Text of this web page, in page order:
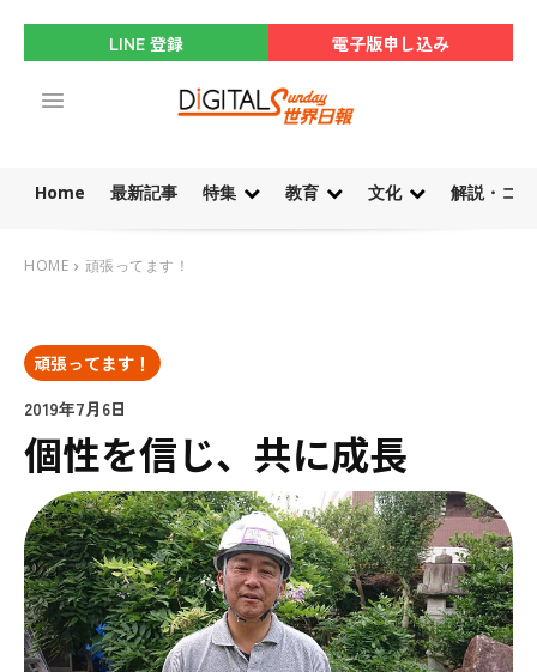
LINE 登録 電子版申し込み
Home 最新記事 特集 教育 文化 解説・コ
HOME 頑張ってます！
頑張ってます！
2019年7月6日
個性を信じ、共に成長